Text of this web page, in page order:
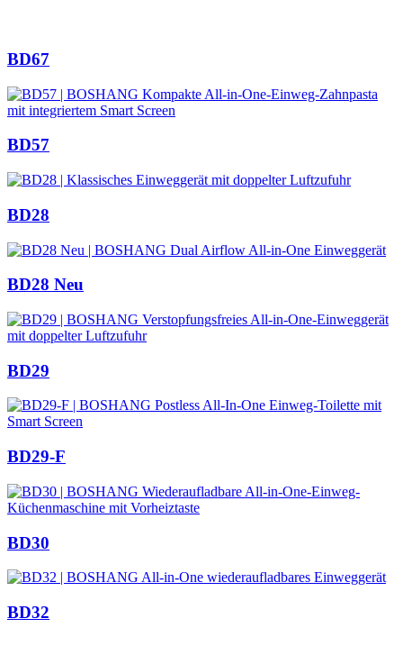
BD67
BD57
BD28
BD28 Neu
BD29
BD29-F
BD30
BD32